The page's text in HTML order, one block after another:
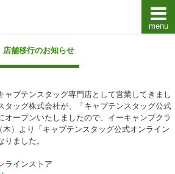
プテンスタッグキャンプ用品通販店【eキャンプ
menu
店舗移行のお知らせ
ャプテンスタッグ専門店として営業してきまし
タッグ株式会社が、「キャプテンスタッグ公式
オープンいたしましたので、イーキャンプクラ
木）より「キャプテンスタッグ公式オンライン
ました。
ラインストア